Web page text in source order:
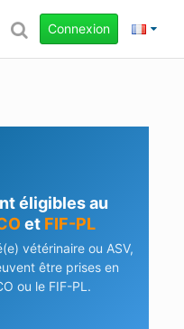
Connexion
dans vos
en charge.
nous